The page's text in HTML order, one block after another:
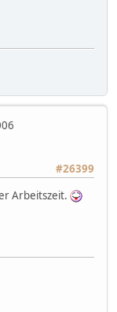
#26399
Arbeitszeit.